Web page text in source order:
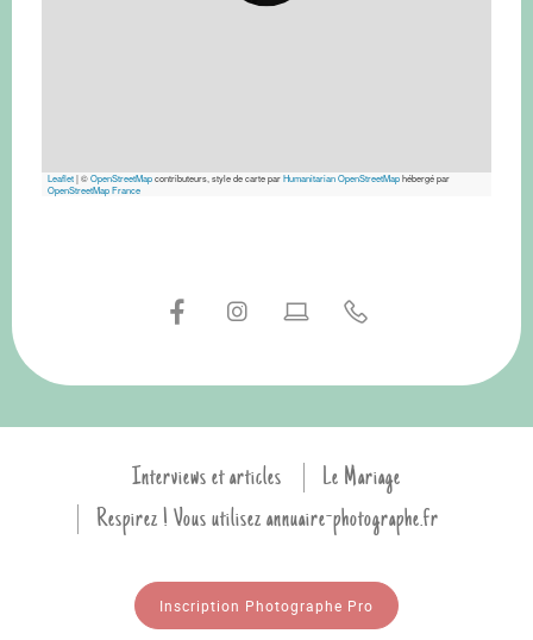
Leaflet|©OpenStreetMapcontributeurs, style de carte parHumanitarian OpenStreetMaphébergé par
OpenStreetMap France
Interviews et articles
Le Mariage
Respirez ! Vous utilisez annuaire-photographe.fr
Inscription Photographe Pro